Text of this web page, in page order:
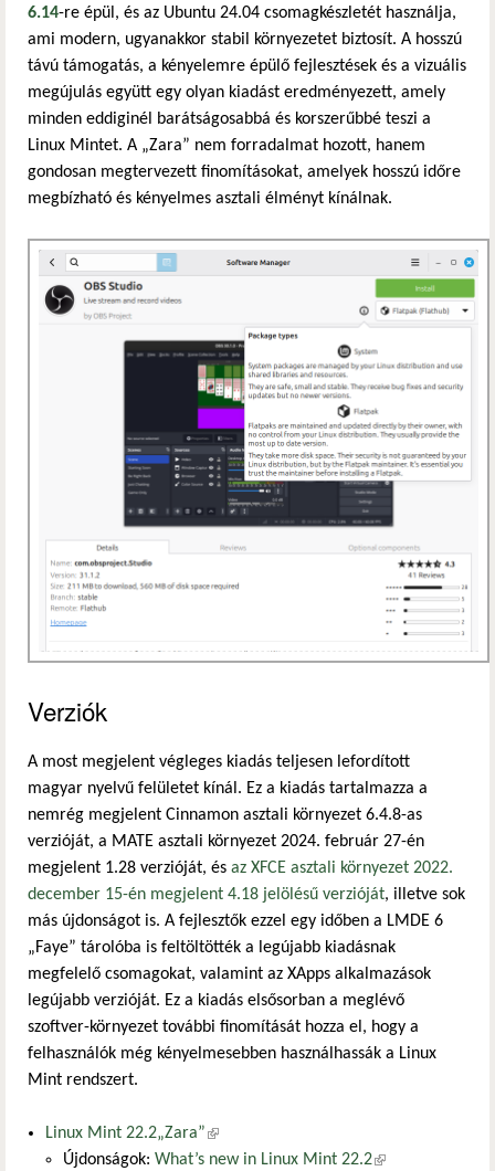
6.14-re épül, és az Ubuntu 24.04 csomagkészletét használja,
ami modern, ugyanakkor stabil környezetet biztosít. A hosszú
távú támogatás, a kényelemre épülő fejlesztések és a vizuális
megújulás együtt egy olyan kiadást eredményezett, amely
minden eddiginél barátságosabbá és korszerűbbé teszi a
Linux Mintet. A „Zara” nem forradalmat hozott, hanem
gondosan megtervezett finomításokat, amelyek hosszú időre
megbízható és kényelmes asztali élményt kínálnak.
Verziók
A most megjelent végleges kiadás teljesen lefordított
magyar nyelvű felületet kínál. Ez a kiadás tartalmazza a
nemrég megjelent Cinnamon asztali környezet 6.4.8-as
verzióját, a MATE asztali környezet 2024. február 27-én
megjelent 1.28 verzióját, és az XFCE asztali környezet 2022.
december 15-én megjelent 4.18 jelölésű verzióját, illetve sok
más újdonságot is. A fejlesztők ezzel egy időben a LMDE 6
„Faye” tárolóba is feltöltötték a legújabb kiadásnak
megfelelő csomagokat, valamint az XApps alkalmazások
legújabb verzióját. Ez a kiadás elsősorban a meglévő
szoftver-környezet további finomítását hozza el, hogy a
felhasználók még kényelmesebben használhassák a Linux
Mint rendszert.
Linux Mint 22.2„Zara”(külső hivatkozás)
Újdonságok: What’s new in Linux Mint 22.2(külső